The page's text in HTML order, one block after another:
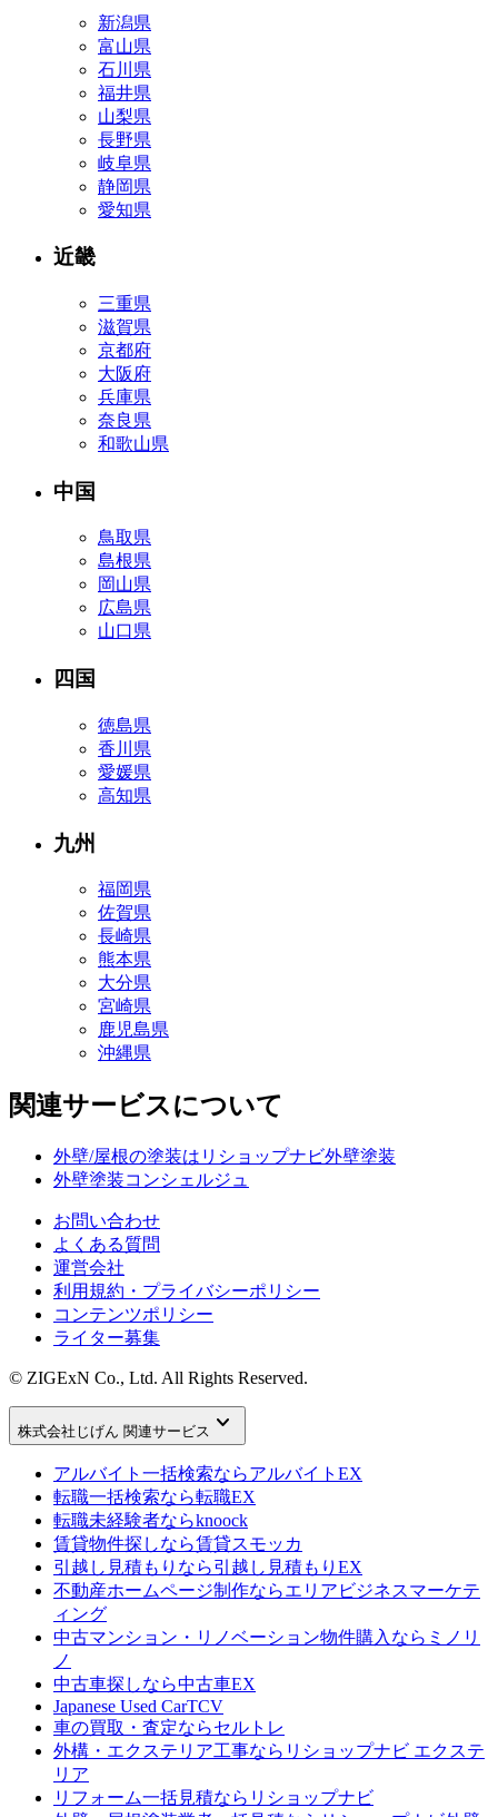
新潟県
富山県
石川県
福井県
山梨県
長野県
岐阜県
静岡県
愛知県
近畿
三重県
滋賀県
京都府
大阪府
兵庫県
奈良県
和歌山県
中国
鳥取県
島根県
岡山県
広島県
山口県
四国
徳島県
香川県
愛媛県
高知県
九州
福岡県
佐賀県
長崎県
熊本県
大分県
宮崎県
鹿児島県
沖縄県
関連サービスについて
外壁/屋根の塗装はリショップナビ外壁塗装
外壁塗装コンシェルジュ
お問い合わせ
よくある質問
運営会社
利用規約・プライバシーポリシー
コンテンツポリシー
ライター募集
© ZIGExN Co., Ltd. All Rights Reserved.
株式会社じげん 関連サービス keyboard_arrow_down
アルバイト一括検索ならアルバイトEX
転職一括検索なら転職EX
転職未経験者ならknoock
賃貸物件探しなら賃貸スモッカ
引越し見積もりなら引越し見積もりEX
不動産ホームページ制作ならエリアビジネスマーケテ
ィング
中古マンション・リノベーション物件購入なら ミノリ
ノ
中古車探しなら中古車EX
Japanese Used CarTCV
車の買取・査定ならセルトレ
外構・エクステリア工事なら リショップナビ エクステ
リア
リフォーム一括見積なら リショップナビ